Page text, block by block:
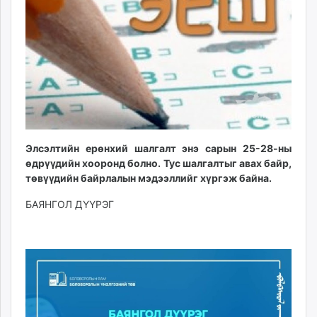
ikon.mn
Livetv.mn
Eguur.mn
24tsag.mn
shuud.mn
eagle.mn
zarig.mn
today.mn
zuv.mn
mminfo.mn
unen.mn
asu.mn
shuurhai.mn
Элсэлтийн ерөнхий шалгалт энэ сарын 25-28-ны
өдрүүдийн хооронд болно. Тус шалгалтыг авах байр,
төвүүдийн байрлалын мэдээллийг хүргэж байна.
БАЯНГОЛ ДҮҮРЭГ